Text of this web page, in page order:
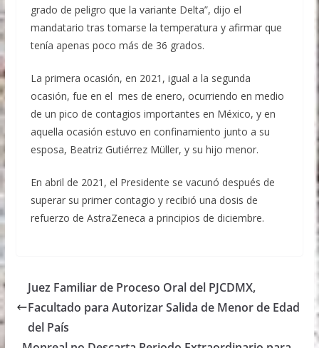
grado de peligro que la variante Delta”, dijo el
mandatario tras tomarse la temperatura y afirmar que
tenía apenas poco más de 36 grados.
La primera ocasión, en 2021, igual a la segunda
ocasión, fue en el mes de enero, ocurriendo en medio
de un pico de contagios importantes en México, y en
aquella ocasión estuvo en confinamiento junto a su
esposa, Beatriz Gutiérrez Müller, y su hijo menor.
En abril de 2021, el Presidente se vacunó después de
superar su primer contagio y recibió una dosis de
refuerzo de AstraZeneca a principios de diciembre.
Juez Familiar de Proceso Oral del PJCDMX,
Facultado para Autorizar Salida de Menor de Edad
del País